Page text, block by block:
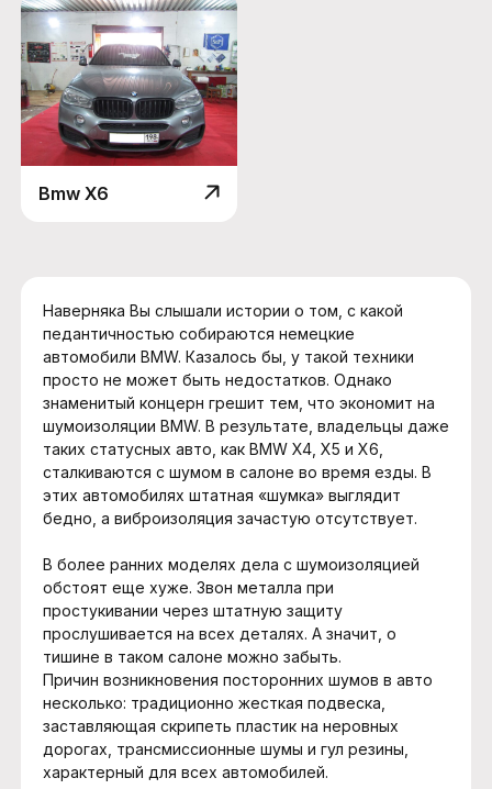
Bmw X6
Наверняка Вы слышали истории о том, с какой
педантичностью собираются немецкие
автомобили BMW. Казалось бы, у такой техники
просто не может быть недостатков. Однако
знаменитый концерн грешит тем, что экономит на
шумоизоляции BMW. В результате, владельцы даже
таких статусных авто, как BMW X4, X5 и X6,
сталкиваются с шумом в салоне во время езды. В
этих автомобилях штатная «шумка» выглядит
бедно, а виброизоляция зачастую отсутствует.
В более ранних моделях дела с шумоизоляцией
обстоят еще хуже. Звон металла при
простукивании через штатную защиту
прослушивается на всех деталях. А значит, о
тишине в таком салоне можно забыть.
Причин возникновения посторонних шумов в авто
несколько: традиционно жесткая подвеска,
заставляющая скрипеть пластик на неровных
дорогах, трансмиссионные шумы и гул резины,
характерный для всех автомобилей.